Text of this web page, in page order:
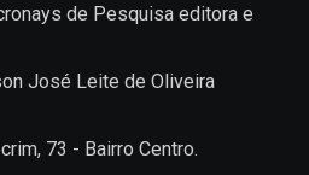
de Pesquisa editora e
José Leite de Oliveira
73 - Bairro Centro.